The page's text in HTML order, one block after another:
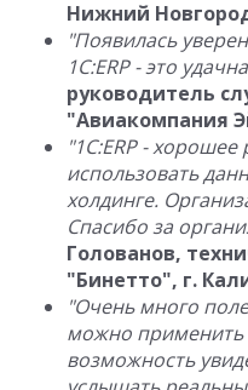
Нижний
"Появилась
1С:ERP - это
руководитель
"Авиакомпания
"1С:ERP- хорошее
использовать
холдинге.
Спасибо за
Голованов,
"Бинетто", г.
"Очень много
можно применить
возможность